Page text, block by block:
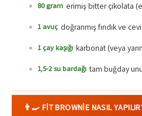
80 gram erimiş bitter çikolata
1 avuç doğranmış fındık ve
1 çay kaşığı karbonat (veya
1,5-2 su bardağı tam buğday
👨‍🍳 FIT BROWNIE NASIL